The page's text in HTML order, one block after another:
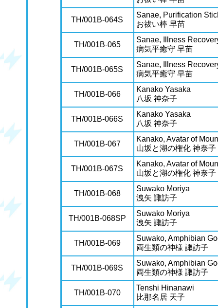
TH/001B-064S
Sanae, Purification
お祓い棒 早苗
TH/001B-065
Sanae, Illness
病気平癒守 早苗
TH/001B-065S
Sanae, Illness
病気平癒守 早苗
TH/001B-066
Kanako Yasaka
八坂 神奈子
TH/001B-066S
Kanako Yasaka
八坂 神奈子
TH/001B-067
Kanako, Avatar of
山坂と湖の権化 神奈子
TH/001B-067S
Kanako, Avatar of
山坂と湖の権化 神奈子
TH/001B-068
Suwako Moriya
洩矢 諏訪子
TH/001B-068SP
Suwako Moriya
洩矢 諏訪子
TH/001B-069
Suwako, Amphibian
両生類の神様 諏訪子
TH/001B-069S
Suwako, Amphibian
両生類の神様 諏訪子
TH/001B-070
Tenshi Hinanawi
比那名居 天子